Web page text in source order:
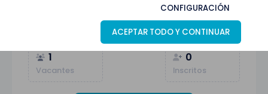
CONFIGURACIÓN
ACEPTAR TODO Y CONTINUAR
Junio
Profesiones, artes y oficios
1
Vacantes
0
Inscritos